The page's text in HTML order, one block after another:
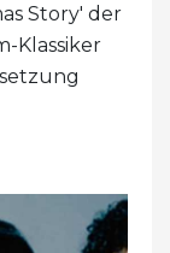
Story' der
Klassiker